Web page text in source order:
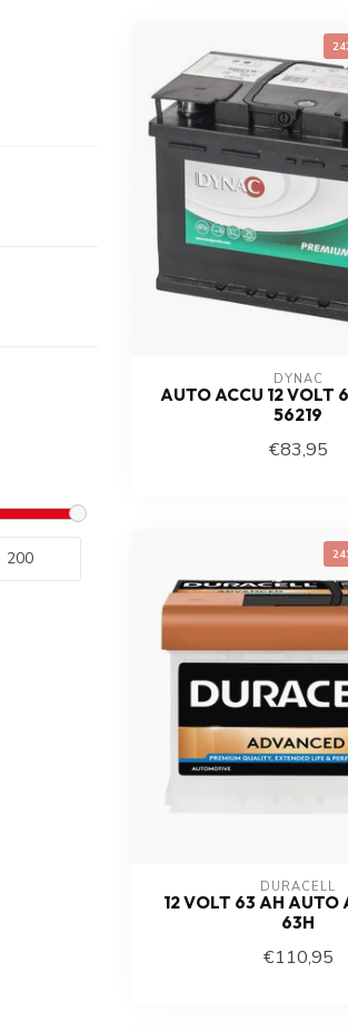
DYNAC
AUTO ACCU 12 VOLT
56219
€83,95
DURACELL
12 VOLT 63 AH AUTO
63H
€110,95